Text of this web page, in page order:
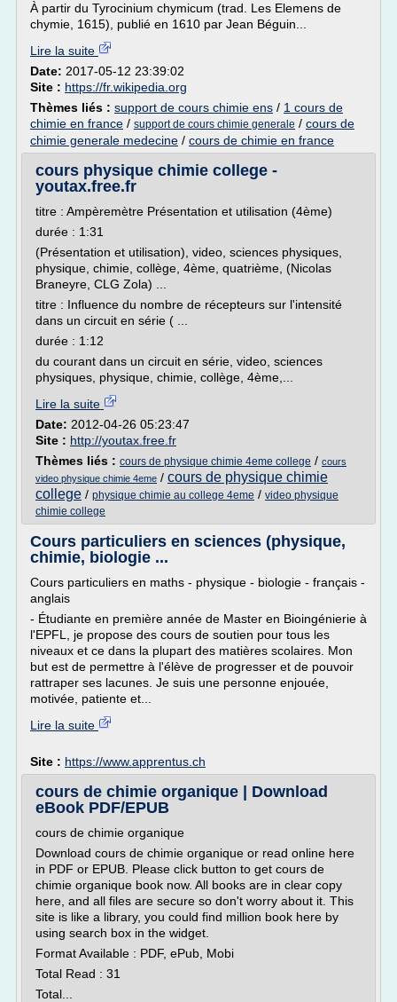
À partir du Tyrocinium chymicum (trad. Les Elemens de
chymie, 1615), publié en 1610 par Jean Béguin...
Lire la suite
Date: 2017-05-12 23:39:02
Site : https://fr.wikipedia.org
Thèmes liés : support de cours chimie ens / 1 cours de
chimie en france / support de cours chimie generale / cours de
chimie generale medecine / cours de chimie en france
cours physique chimie college -
youtax.free.fr
titre : Ampèremètre Présentation et utilisation (4ème)
durée : 1:31
(Présentation et utilisation), video, sciences physiques,
physique, chimie, collège, 4ème, quatrième, (Nicolas
Braneyre, CLG Zola) ...
titre : Influence du nombre de récepteurs sur l'intensité
dans un circuit en série ( ...
durée : 1:12
du courant dans un circuit en série, video, sciences
physiques, physique, chimie, collège, 4ème,...
Lire la suite
Date: 2012-04-26 05:23:47
Site : http://youtax.free.fr
Thèmes liés : cours de physique chimie 4eme college / cours
video physique chimie 4eme / cours de physique chimie
college / physique chimie au college 4eme / video physique
chimie college
Cours particuliers en sciences (physique,
chimie, biologie ...
Cours particuliers en maths - physique - biologie - français -
anglais
- Étudiante en première année de Master en Bioingénierie à
l'EPFL, je propose des cours de soutien pour tous les
niveaux et ce dans la plupart des matières scolaires. Mon
but est de permettre à l'élève de progresser et de pouvoir
rattraper ses lacunes. Je suis une personne enjouée,
motivée, patiente et...
Lire la suite
Site : https://www.apprentus.ch
cours de chimie organique | Download
eBook PDF/EPUB
cours de chimie organique
Download cours de chimie organique or read online here
in PDF or EPUB. Please click button to get cours de
chimie organique book now. All books are in clear copy
here, and all files are secure so don't worry about it. This
site is like a library, you could find million book here by
using search box in the widget.
Format Available : PDF, ePub, Mobi
Total Read : 31
Total...